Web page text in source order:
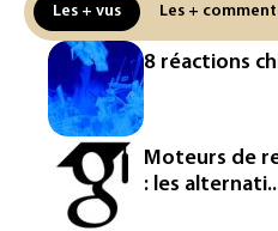
Canicule: à peine
centrale de Golfech
l'arrêt
Amazon fait
immense centrale à
centres de données
L'UE demande à
Les + vus Les +
8 réactions
Moteurs de
: les